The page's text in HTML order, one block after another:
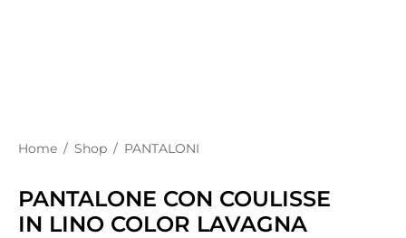
Home / Shop / PANTALONI
PANTALONE CON COULISSE
IN LINO COLOR LAVAGNA